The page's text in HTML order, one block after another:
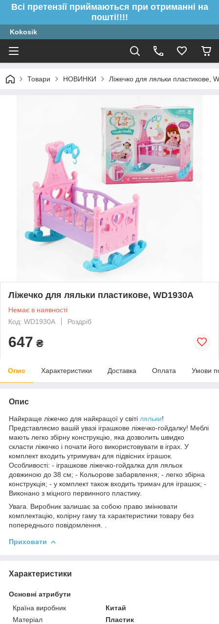
Всі претензії приймаються при отриманні на
пошті!!!!
Kokosik
Товари НОВИНКИ Ліжечко для ляльки пластикове,
Ліжечко для ляльки пластикове, WD1930A
Немає в наявності
Код: WD1930A
Роздріб
647 ₴
Опис Характеристики Доставка Оплата Умови
Опис
Найкраще ліжечко для найкращої у світі ляльки!
Представляємо вашій увазі іграшкове ліжечко-гойдалку! Меблі
мають легко збірну конструкцію, яка дозволить швидко
скласти ліжечко і почати його використовувати в іграх. У
комплект входить утримувач для підвісних іграшок.
Особливості: - іграшкове ліжечко-гойдалка для ляльок
довжиною до 38 см; - Кольорове забарвлення; - легко збірна
конструкція; - у комплект також входить тримач для іграшок; -
Виконано з міцного первинного пластику.
Увага. Виробник залишає за собою право змінювати
комплектацію, колірну гаму та характеристики товару без
попереднього повідомлення. .
Приховати
Характеристики
Основні атрибути
Країна виробник
Китай
Матеріал
Пластик